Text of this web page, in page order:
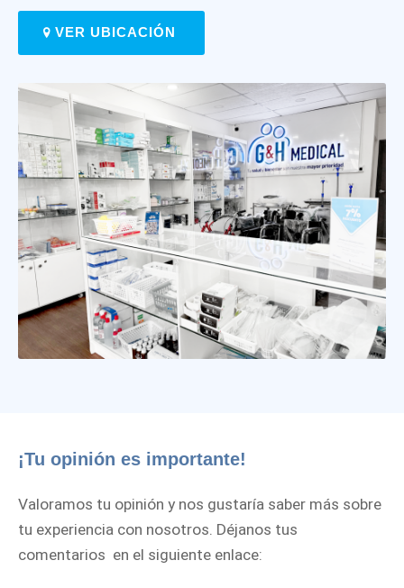
VER UBICACIÓN
¡Tu opinión es importante!
Valoramos tu opinión y nos gustaría saber más sobre
tu experiencia con nosotros. Déjanos tus
comentarios en el siguiente enlace: